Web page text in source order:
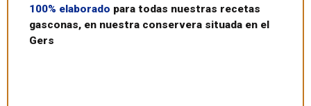
100% elaborado para todas nuestras recetas
gasconas, en nuestra conservera situada en el
Gers